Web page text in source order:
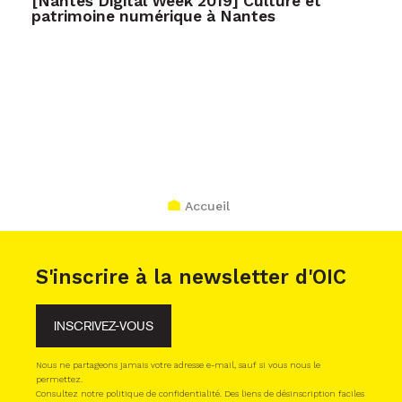
patrimoine numérique à Nantes
Accueil
S'inscrire à la newsletter d'OIC
INSCRIVEZ-VOUS
Nous ne partageons jamais votre adresse e-mail, sauf si vous nous le
permettez.
Consultez notre politique de confidentialité. Des liens de désinscription faciles